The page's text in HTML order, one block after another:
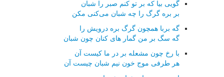
گویی بیا كه بر تو كنم صبر را شبان
بر بره گرگ را چه شبان می‌كنی مكن
گه بربا همچون گرگ بره درویش را
گه سگ بر من گمار های كنان چون شبان
با رخ چون مشعله بر در ما كیست آن
هر طرفی موج خون نیم شبان چیست آن